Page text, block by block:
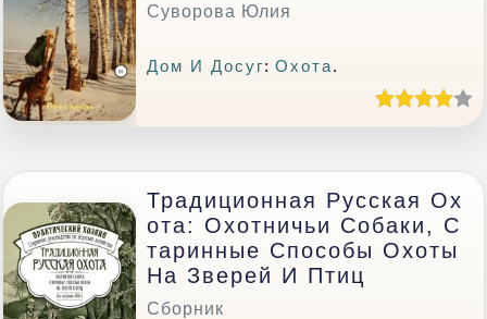
Суворова Юлия
Дом И Досуг:Охота.
Традиционная Русская Ох
Ота: Охотничьи Собаки, С
Таринные Способы Охоты
На Зверей И Птиц
Сборник